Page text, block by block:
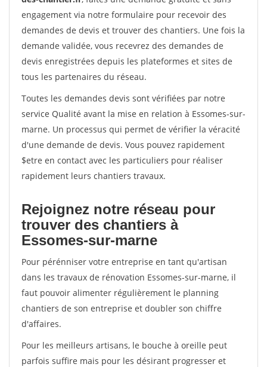
engagement via notre formulaire pour recevoir des
demandes de devis et trouver des chantiers. Une fois la
demande validée, vous recevrez des demandes de
devis enregistrées depuis les plateformes et sites de
tous les partenaires du réseau.
Toutes les demandes devis sont vérifiées par notre
service Qualité avant la mise en relation à Essomes-sur-
marne. Un processus qui permet de vérifier la véracité
d'une demande de devis. Vous pouvez rapidement
$etre en contact avec les particuliers pour réaliser
rapidement leurs chantiers travaux.
Rejoignez notre réseau pour
trouver des chantiers à
Essomes-sur-marne
Pour pérénniser votre entreprise en tant qu'artisan
dans les travaux de rénovation Essomes-sur-marne, il
faut pouvoir alimenter régulièrement le planning
chantiers de son entreprise et doubler son chiffre
d'affaires.
Pour les meilleurs artisans, le bouche à oreille peut
parfois suffire mais pour les désirant progresser et